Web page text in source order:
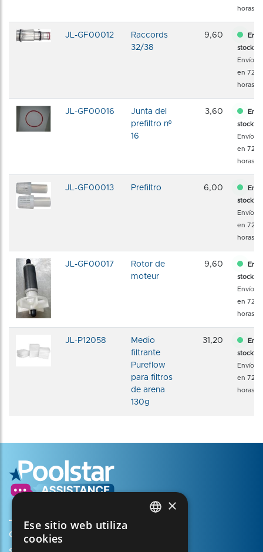
horas
JL-GF00012
Raccords
32/38
9,60
En
stock
Envío
en 72
horas
JL-GF00016
Junta del
prefiltro nº
16
3,60
En
stock
Envío
en 72
horas
JL-GF00013 Prefiltro 6,00
En
stock
Envío
en 72
horas
JL-GF00017
Rotor de
moteur
9,60
En
stock
Envío
en 72
horas
JL-P12058
Medio
filtrante
Pureflow
para filtros
de arena
130g
31,20
En
stock
Envío
en 72
horas
Crear mi cuenta
×
Ese sitio web utiliza
cookies